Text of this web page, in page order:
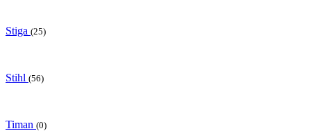
Stiga (25)
Stihl (56)
Timan (0)